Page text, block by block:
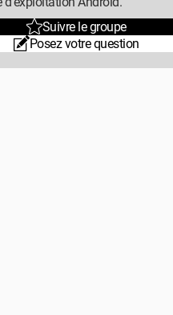
Suivre le groupe
Posez votre question